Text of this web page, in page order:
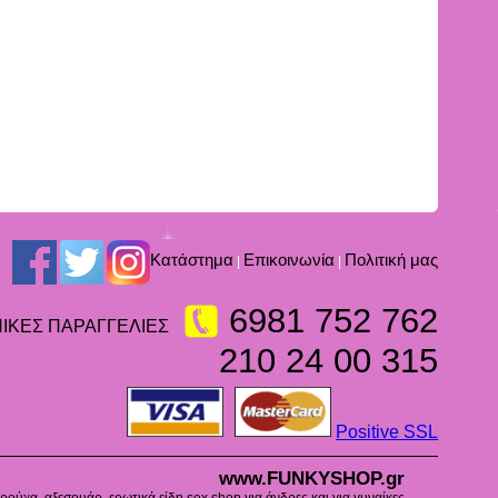
Kατάστημα | Επικοινωνία | Πολιτική μας
ΠΑΡΑΓΓΕΛΙΕΣ
6981 752 762
210 24 00 315
Positive SSL
www.FUNKYSHOP.gr